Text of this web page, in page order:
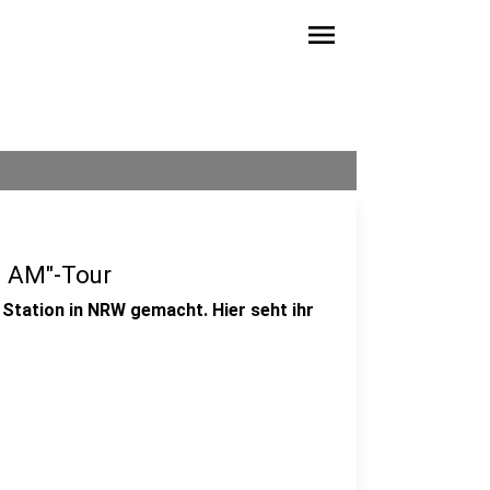
menu
Tour
in NRW gemacht. Hier seht ihr